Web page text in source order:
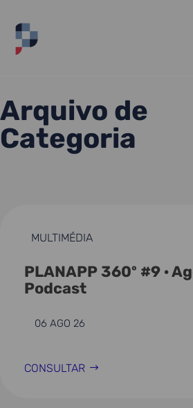
HOME
Arquivo de
Categoria
MULTIMÉDIA
PLANAPP 360º #9 ·
Podcast
06 AGO 26
CONSULTAR